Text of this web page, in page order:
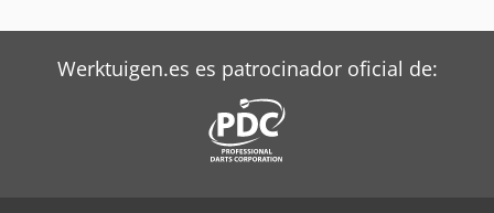
Ravo Barredoras
Steyr Tractores
Werktuigen.es es patrocinador oficial de: